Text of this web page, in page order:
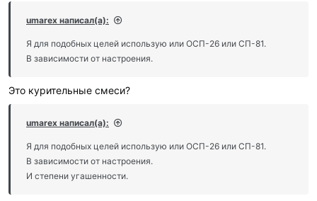
umarex написал(а):
Я для подобных целей использую или ОСП-26 или СП-81.
В зависимости от настроения.
Это курительные смеси?
umarex написал(а):
Я для подобных целей использую или ОСП-26 или СП-81.
В зависимости от настроения.
И степени угашенности.